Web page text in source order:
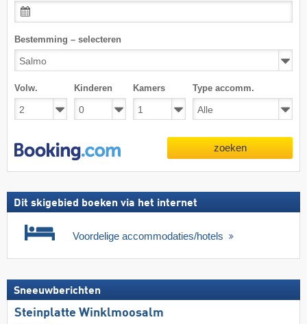
Bestemming – selecteren
Volw. Kinderen Kamers Type accomm.
zoeken
Dit skigebied boeken via het internet
Voordelige accommodaties/hotels
Sneeuwberichten
Steinplatte Winklmoosalm